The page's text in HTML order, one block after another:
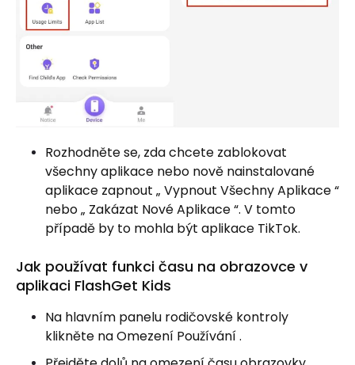
Rozhodněte se, zda chcete zablokovat
všechny aplikace nebo nově nainstalované
aplikace zapnout „ Vypnout Všechny Aplikace “
nebo „ Zakázat Nové Aplikace “. V tomto
případě by to mohla být aplikace TikTok.
Jak používat funkci času na obrazovce v
aplikaci FlashGet Kids
Na hlavním panelu rodičovské kontroly
klikněte na Omezení Používání .